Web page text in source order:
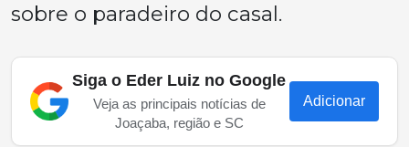
sobre o paradeiro do casal.
Siga o Eder Luiz no Google
Veja as principais notícias de
Joaçaba, região e SC
Adicionar